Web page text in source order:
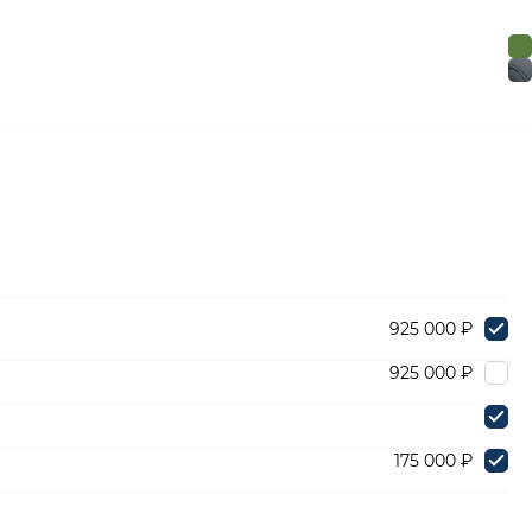
925 000 ₽
925 000 ₽
175 000 ₽